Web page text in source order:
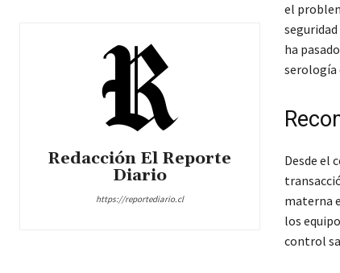
Redacción El Reporte
Diario
https://reportediario.cl
el
ha
serología
Desde el
materna
los
control